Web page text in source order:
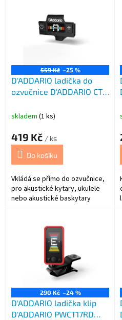
559 Kč –25 %
D'ADDARIO ladička do
ozvučnice D'ADDARIO CT-
skladem (1 ks)
419 Kč / ks
Do košíku
Vkládá se přímo do ozvučnice,
pro akustické kytary, ukulele
nebo akustické baskytary
290 Kč –24 %
D'ADDARIO ladička klip
D'ADDARIO PWCT17RD